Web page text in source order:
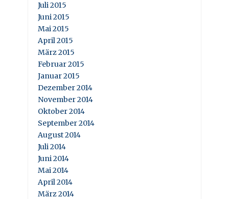
Juli 2015
Juni 2015
Mai 2015
April 2015
März 2015
Februar 2015
Januar 2015
Dezember 2014
November 2014
Oktober 2014
September 2014
August 2014
Juli 2014
Juni 2014
Mai 2014
April 2014
März 2014